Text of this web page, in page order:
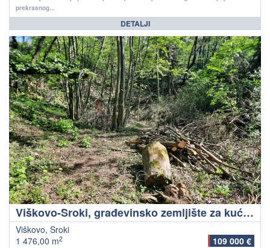
prekrasnog...
DETALJI
Viškovo-Sroki, građevinsko zemljište za kuću ili za zgradu sa 6 stanova
Viškovo, Sroki
1 476,00 m2 109 000 €